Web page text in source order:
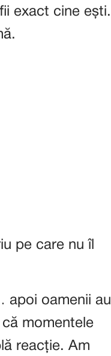
exact cine ești.
pe care nu îl
apoi oamenii au
momentele
reacție. Am